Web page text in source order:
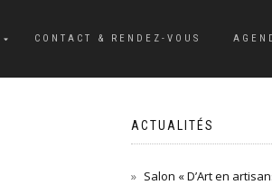
CONTACT & RENDEZ-VOUS
ACTUALITÉS
Salon « D’Art en